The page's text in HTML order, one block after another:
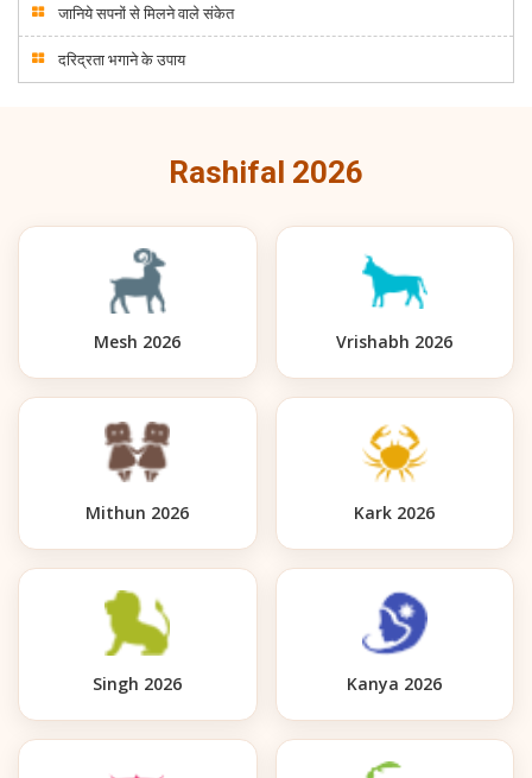
जानिये सपनों से मिलने वाले संकेत
दरिद्रता भगाने के उपाय
Rashifal 2026
Mesh 2026 Vrishabh 2026
Mithun 2026 Kark 2026
Singh 2026 Kanya 2026